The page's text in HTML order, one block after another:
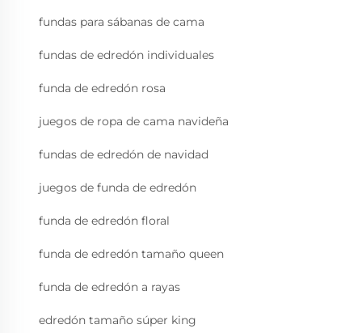
fundas para sábanas de cama
fundas de edredón individuales
funda de edredón rosa
juegos de ropa de cama navideña
fundas de edredón de navidad
juegos de funda de edredón
funda de edredón floral
funda de edredón tamaño queen
funda de edredón a rayas
edredón tamaño súper king